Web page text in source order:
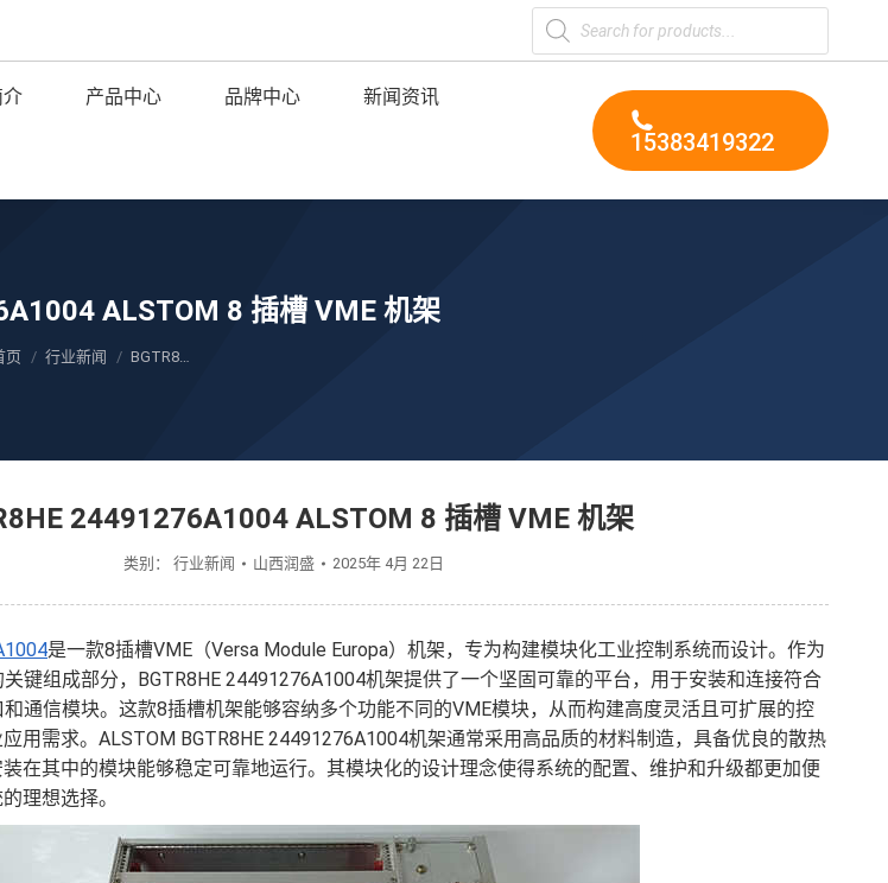
Products
search
产品中心 品牌中心 新闻资讯
15383419322
ALSTOM 8 插槽 VME 机架
在这里：
页 行业新闻 BGTR8…
24491276A1004 ALSTOM 8 插槽 VME 机架
类别： 行业新闻 山西润盛 2025年 4月 22日
是一款8插槽VME（Versa Module Europa）机架，专为构建模块化工业控制系统而设计。作为
键组成部分，BGTR8HE 24491276A1004机架提供了一个坚固可靠的平台，用于安装和连接符合
通信模块。这款8插槽机架能够容纳多个功能不同的VME模块，从而构建高度灵活且可扩展的控
用需求。ALSTOM BGTR8HE 24491276A1004机架通常采用高品质的材料制造，具备优良的散热
在其中的模块能够稳定可靠地运行。其模块化的设计理念使得系统的配置、维护和升级都更加便
理想选择。